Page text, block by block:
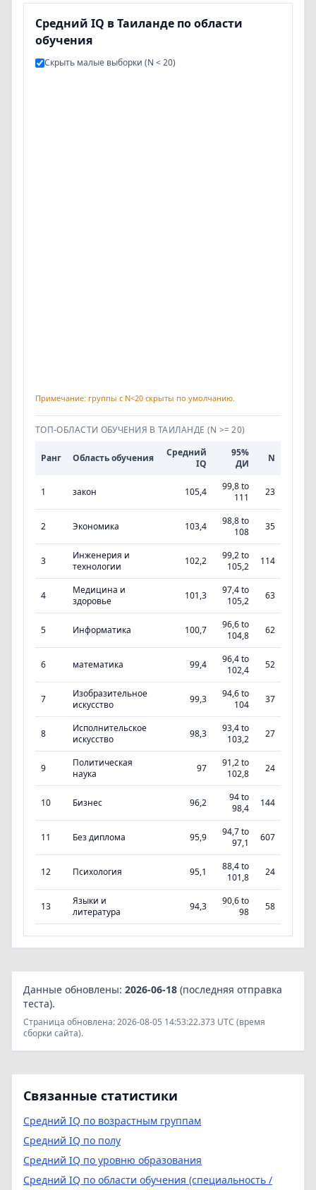
Средний IQ в Таиланде по области
обучения
Скрыть малые выборки (N < 20)
Примечание: группы с N<20 скрыты по умолчанию.
ТОП‑ОБЛАСТИ ОБУЧЕНИЯ В ТАИЛАНДЕ (N >= 20)
Ранг Область обучения
Средний
IQ
95%
ДИ
N
1 закон 105,4
99,8 to
111
23
2 Экономика 103,4
98,8 to
108
35
3
Инженерия и
технологии
102,2
99,2 to
105,2
114
4
Медицина и
здоровье
101,3
97,4 to
105,2
63
5 Информатика 100,7
96,6 to
104,8
62
6 математика 99,4
96,4 to
102,4
52
7
Изобразительное
искусство
99,3
94,6 to
104
37
8
Исполнительское
искусство
98,3
93,4 to
103,2
27
9
Политическая
наука
97
91,2 to
102,8
24
10 Бизнес 96,2
94 to
98,4
144
11 Без диплома 95,9
94,7 to
97,1
607
12 Психология 95,1
88,4 to
101,8
24
13
Языки и
литература
94,3
90,6 to
98
58
Данные обновлены: 2026-06-18 (последняя отправка
теста).
Страница обновлена: 2026-08-05 14:53:22.373 UTC (время
сборки сайта).
Связанные статистики
Средний IQ по возрастным группам
Средний IQ по полу
Средний IQ по уровню образования
Средний IQ по области обучения (специальность /